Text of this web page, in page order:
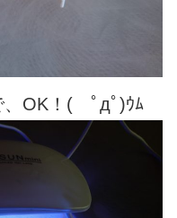
、OK！( ﾟдﾟ)ｳﾑ